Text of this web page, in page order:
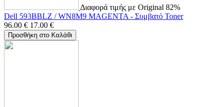
Διαφορά τιμής με Original 82%
Dell 593BBLZ / WN8M9 MAGENTA - Συμβατό Toner
96.00 € 17.00 €
Προσθήκη στο Καλάθι